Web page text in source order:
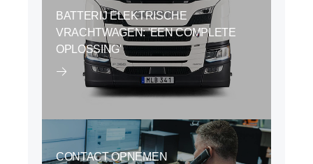
BATTERIJ ELEKTRISCHE
VRACHTWAGEN: 'EEN COMPLETE
OPLOSSING'
CONTACT OPNEMEN